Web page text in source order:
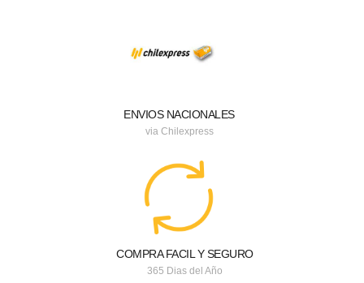
ENVIOS NACIONALES
via Chilexpress
COMPRA FACIL Y SEGURO
365 Dias del Año